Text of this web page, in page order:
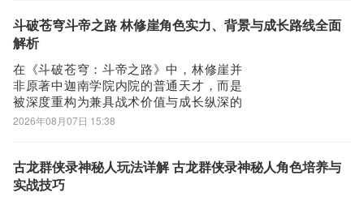
趋公平、策略性更强、成长路径更清晰。
该玩法在主题篇章开启期间全程开放，参
斗破苍穹斗帝之路 林修崖角色实力、背景与成长路线全面
解析
在《斗破苍穹：斗帝之路》中，林修崖并
非原著中迦南学院内院的普通天才，而是
被深度重构为兼具战术价值与成长纵深的
核心战力角色。他与主角萧炎之间的情感
强度的关键支点。本期内容将系统解析其
角色定位、技能逻辑、获取路径及实战适
2026年08月07日 15:38
古龙群侠录神秘人玩法详解 古龙群侠录神秘人角色培养与
实战技巧